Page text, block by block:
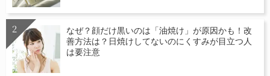
なぜ？顔だけ黒いのは「油焼け」が原因かも！改
善方法は？日焼けしてないのにくすみが目立つ人
は要注意